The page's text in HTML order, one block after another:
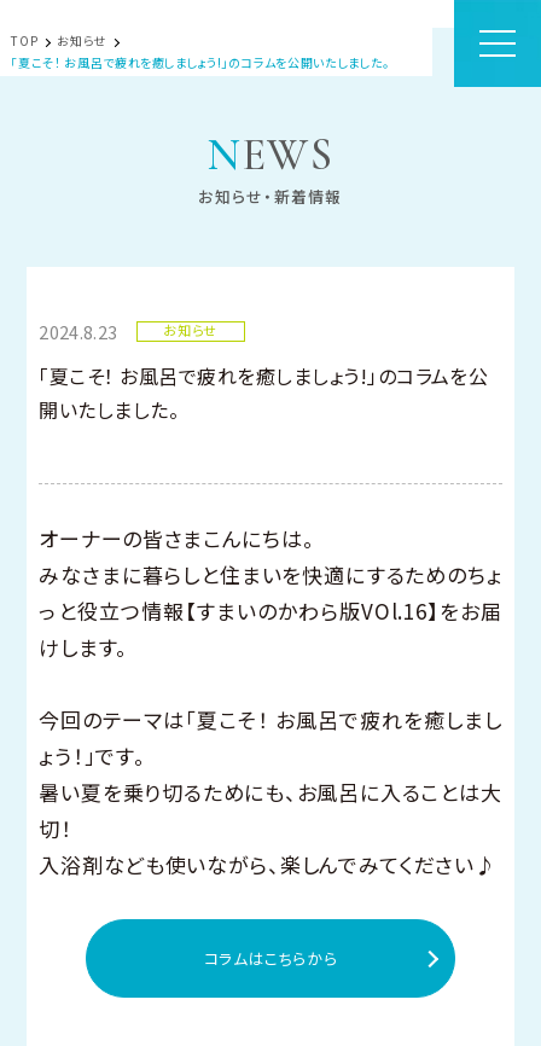
NEWS
お知らせ・新着情報
TOP
お知らせ
「夏こそ！ お風呂で疲れを癒しましょう!」のコラムを公開いたしました。
2024.8.23 お知らせ
「夏こそ！ お風呂で疲れを癒しましょう!」のコラムを公
開いたしました。
オーナーの皆さまこんにちは。
みなさまに暮らしと住まいを快適にするためのちょ
っと役立つ情報【すまいのかわら版VOl.16】をお届
けします。
今回のテーマは「夏こそ！ お風呂で疲れを癒しまし
ょう！」です。
暑い夏を乗り切るためにも、お風呂に入ることは大
切！
入浴剤なども使いながら、楽しんでみてください♪
コラムはこちらから